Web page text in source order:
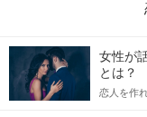
女性が
とは？
恋人を作